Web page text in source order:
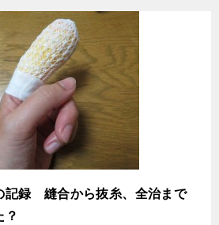
記録 縫合から抜糸、全治まで
？